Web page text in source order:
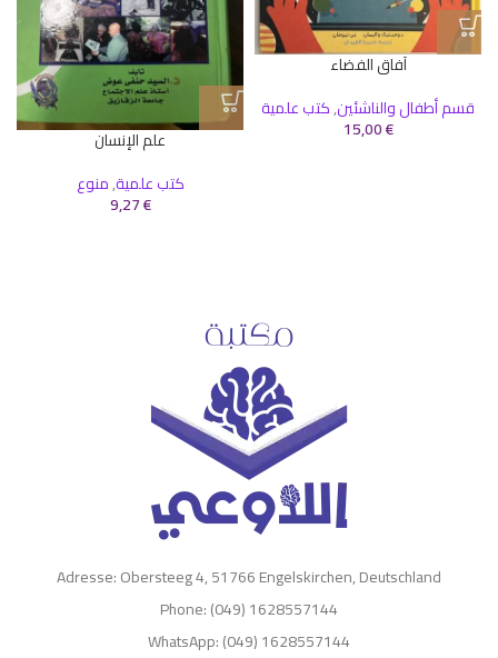
آفاق الفضاء
قسم أطفال والناشئين,كتب علمية
15,00€
علم الإنسان
كتب علمية,منوع
9,27€
Adresse: Obersteeg 4, 51766 Engelskirchen, Deutschland
Phone: (049) 1628557144
WhatsApp: (049) 1628557144